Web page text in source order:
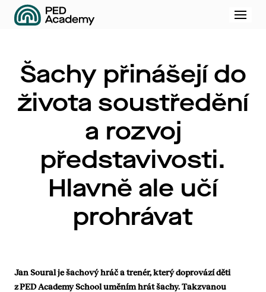
Menu
Šachy přinášejí do
života soustředění
a rozvoj
představivosti.
Hlavně ale učí
prohrávat
Jan Soural je šachový hráč a trenér, který doprovází děti
z PED Academy School uměním hrát šachy. Takzvanou